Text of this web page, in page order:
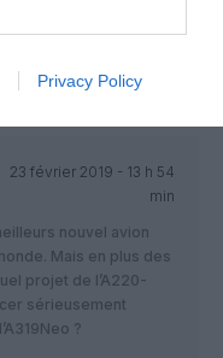
Privacy Policy
RÉPONDRE
23 février 2019 - 13 h 54
min
nouvel avion
Mais en plus des
projet de l’A220-
sérieusement
?